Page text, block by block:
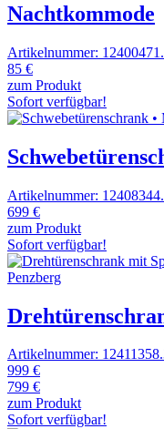
Nachtkommode
Artikelnummer:
85 €
zum Produkt
Sofort verfügbar!
Artikelnummer:
699 €
zum Produkt
Sofort verfügbar!
Artikelnummer:
999 €
799 €
zum Produkt
Sofort verfügbar!